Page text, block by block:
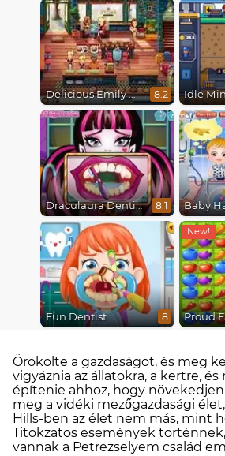
Delicious Emily New Beginning 8.2
Draculaura Dentist 8.1
Fun Dentist 8 Proud
Örökölte a gazdaságot, és meg
vigyáznia az állatokra, a kertre,
építenie ahhoz, hogy
meg a vidéki mezőgazdasági
Hills-ben az élet nem más, mint
Titokzatos események
vannak a Petrezselyem család